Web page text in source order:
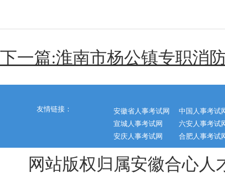
下一篇:淮南市杨公镇专职消
友情链接： 安徽省人事考试网
中国人事考试
宣城人事考试网
六安人事考试
安庆人事考试网
合肥人事考试
网站版权归属安徽合心